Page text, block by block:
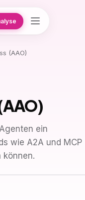
(AAO)
ein
wie A2A und MCP